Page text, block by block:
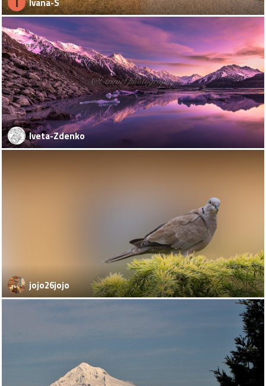
Iveta-Zdenko
jojo26jojo